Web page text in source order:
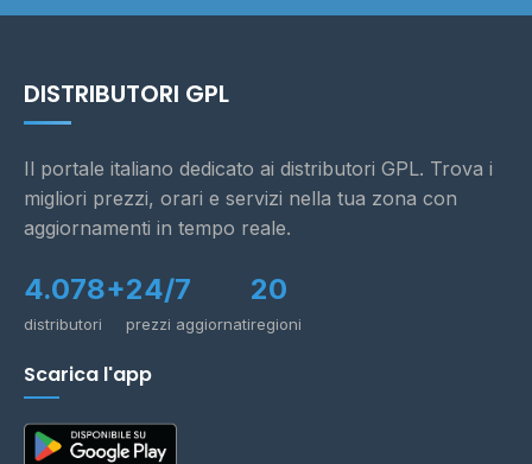
DISTRIBUTORI GPL
Il portale italiano dedicato ai distributori GPL. Trova i
migliori prezzi, orari e servizi nella tua zona con
aggiornamenti in tempo reale.
4.078+
distributori
24/7
prezzi aggiornati
20
regioni
Scarica l'app